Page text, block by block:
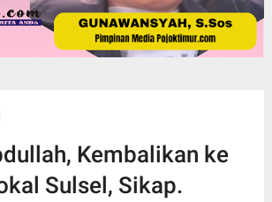
Kembalikan ke
Sulsel, Sikap.